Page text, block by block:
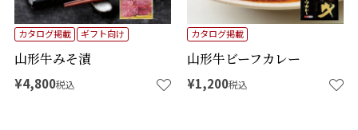
山形牛みそ漬
カタログ掲載 ギフト向け
¥4,800税込
山形牛ビーフカレー
カタログ掲載
¥1,200税込